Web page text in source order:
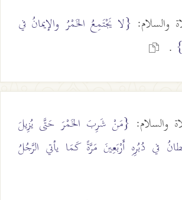
والسلام: {لا يَجْتَمِعُ الخَمْرُ والإيمانُ في
.
والسلام: {مَنْ شَرِبَ الخَمْرَ حَتَّى يُزِيلَ
في دُبُرِهِ أَرْبَعِينَ مَرَّةً كَمَا يأتي الرَّجُلُ